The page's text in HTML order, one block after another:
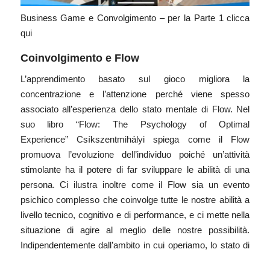
Business Game e Convolgimento – per la Parte 1 clicca
qui
Coinvolgimento e Flow
L’apprendimento basato sul gioco migliora la
concentrazione e l’attenzione perché viene spesso
associato all’esperienza dello stato mentale di Flow. Nel
suo libro“Flow: The Psychology of Optimal
Experience”Csíkszentmihályi spiega come il Flow
promuova l’evoluzione dell’individuo poiché un’attività
stimolante ha il potere di far sviluppare le abilità di una
persona. Ci ilustra inoltre come il Flow sia un evento
psichico complesso che coinvolge tutte le nostre abilità a
livello tecnico, cognitivo e di performance, e ci mette nella
situazione di agire al meglio delle nostre possibilità.
Indipendentemente dall’ambito in cui operiamo, lo stato di